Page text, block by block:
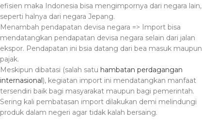
efisien maka Indonesia bisa mengimpornya dari negara lain,
seperti halnya dari negara Jepang.
Menambah pendapatan devisa negara => Import bisa
mendatangkan pendapatan devisa negara selain dari jalan
ekspor. Pendapatan ini bsia datang dari bea masuk maupun
pajak.
Meskipun dibatasi (salah satu hambatan perdagangan
internasional), kegiatan import ini mendatangkan manfaat
tersendiri baik bagi masyarakat maupun bagi pemerintah.
Sering kali pembatasan import dilakukan demi melindungi
produk dalam negeri agar tidak kalah bersaing.